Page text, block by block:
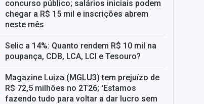
concurso público; salários iniciais podem
chegar a R$ 15 mil e inscrições abrem
neste mês
Selic a 14%: Quanto rendem R$ 10 mil na
poupança, CDB, LCA, LCI e Tesouro?
Magazine Luiza (MGLU3) tem prejuízo de
R$ 72,5 milhões no 2T26; 'Estamos
fazendo tudo para voltar a dar lucro sem